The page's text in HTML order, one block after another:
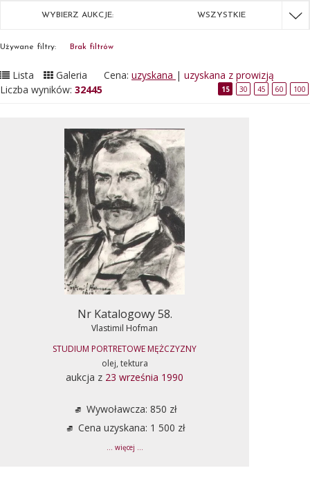
WYBIERZ AUKCJE: WSZYSTKIE
Używane filtry: Brak filtrów
Lista Galeria Cena: uzyskana | uzyskana z prowizją
Liczba wyników: 32445 15 30 45 60 100
Nr Katalogowy 58.
Vlastimil Hofman
STUDIUM PORTRETOWE MĘŻCZYZNY
olej, tektura
aukcja z 23 września 1990
Wywoławcza: 850 zł
Cena uzyskana: 1 500 zł
... więcej ...